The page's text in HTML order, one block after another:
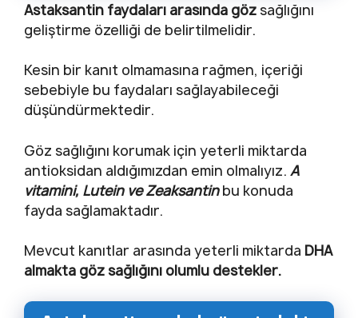
Astaksantin faydaları arasında göz sağlığını
geliştirme özelliği de belirtilmelidir.
Kesin bir kanıt olmamasına rağmen, içeriği
sebebiyle bu faydaları sağlayabileceği
düşündürmektedir.
Göz sağlığını korumak için yeterli miktarda
antioksidan aldığımızdan emin olmalıyız. A
vitamini, Lutein ve Zeaksantinbu konuda
fayda sağlamaktadır.
Mevcut kanıtlar arasında yeterli miktarda DHA
almakta göz sağlığını olumlu destekler.